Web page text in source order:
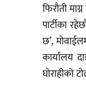
फिरौती
पार्टीका
छ’,
कार्यालय
घोराहीको